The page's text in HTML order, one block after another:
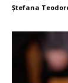
Ștefana